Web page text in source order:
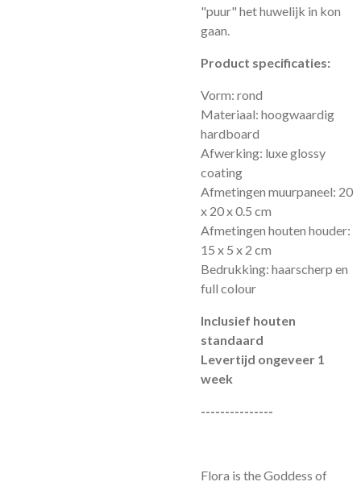
"puur" het huwelijk in kon
gaan.
Product specificaties:
Vorm: rond
Materiaal: hoogwaardig
hardboard
Afwerking: luxe glossy
coating
Afmetingen muurpaneel: 20
x 20 x 0.5 cm
Afmetingen houten houder:
15 x 5 x 2 cm
Bedrukking: haarscherp en
full colour
Inclusief houten
standaard
Levertijd ongeveer 1
week
---------------
Flora is the Goddess of